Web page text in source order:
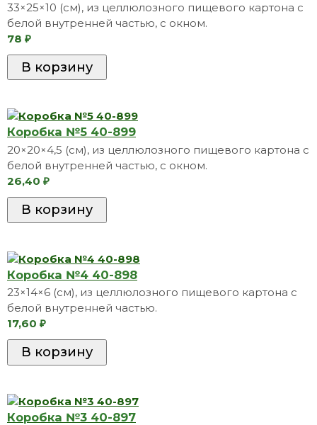
33×25×10 (см), из целлюлозного пищевого картона с
белой внутренней частью, с окном.
78 ₽
Коробкa №5 40-899
20×20×4,5 (см), из целлюлозного пищевого картона с
белой внутренней частью, с окном.
26,40 ₽
Коробкa №4 40-898
23×14×6 (см), из целлюлозного пищевого картона с
белой внутренней частью.
17,60 ₽
Коробкa №3 40-897